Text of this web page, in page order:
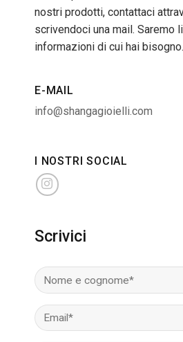
nostri prodotti, contattaci
scrivendoci una mail. Saremo
informazioni di cui hai bisogno.
E-MAIL
info@shangagioielli.com
I NOSTRI SOCIAL
Scrivici